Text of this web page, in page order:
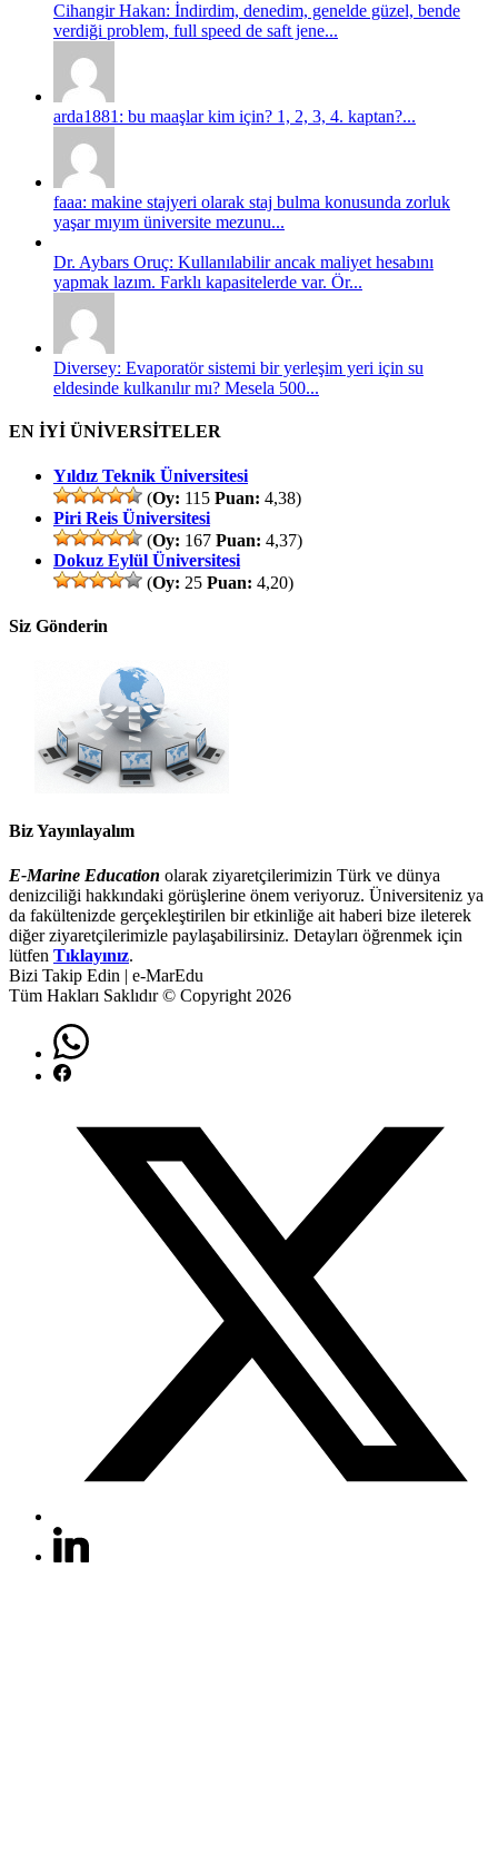
Cihangir Hakan: İndirdim, denedim, genelde güzel, bende
verdiği problem, full speed de saft jene...
arda1881: bu maaşlar kim için? 1, 2, 3, 4. kaptan?...
faaa: makine stajyeri olarak staj bulma konusunda zorluk
yaşar mıyım üniversite mezunu...
Dr. Aybars Oruç: Kullanılabilir ancak maliyet hesabını
yapmak lazım. Farklı kapasitelerde var. Ör...
Diversey: Evaporatör sistemi bir yerleşim yeri için su
eldesinde kulkanılır mı? Mesela 500...
EN İYİ ÜNİVERSİTELER
Yıldız Teknik Üniversitesi
(Oy: 115 Puan: 4,38)
Piri Reis Üniversitesi
(Oy: 167 Puan: 4,37)
Dokuz Eylül Üniversitesi
(Oy: 25 Puan: 4,20)
Siz Gönderin
Biz Yayınlayalım
E-Marine Education olarak ziyaretçilerimizin Türk ve dünya
denizciliği hakkındaki görüşlerine önem veriyoruz. Üniversiteniz ya
da fakültenizde gerçekleştirilen bir etkinliğe ait haberi bize ileterek
diğer ziyaretçilerimizle paylaşabilirsiniz. Detayları öğrenmek için
lütfen Tıklayınız.
Bizi Takip Edin | e-MarEdu
Tüm Hakları Saklıdır © Copyright 2026